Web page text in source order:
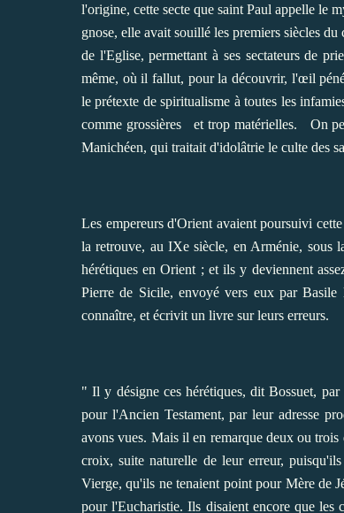
l'origine, cette secte que saint Paul appelle le
gnose, elle avait souillé les premiers siècles
de l'Eglise, permettant à ses sectateurs de
même, où il fallut, pour la découvrir, l'œil
le prétexte de spiritualisme à toutes les
comme grossières et trop matérielles. On
Manichéen, qui traitait d'idolâtrie le culte des
Les empereurs d'Orient avaient poursuivi
la retrouve, au IXe siècle, en Arménie, sous
hérétiques en Orient ; et ils y deviennent
Pierre de Sicile, envoyé vers eux par
connaître, et écrivit un livre sur leurs erreurs.
" Il y désigne ces hérétiques, dit Bossuet,
pour l'Ancien Testament, par leur adresse
avons vues. Mais il en remarque deux ou
croix, suite naturelle de leur erreur,
Vierge, qu'ils ne tenaient point pour Mère de
pour l'Eucharistie. Ils disaient encore que les